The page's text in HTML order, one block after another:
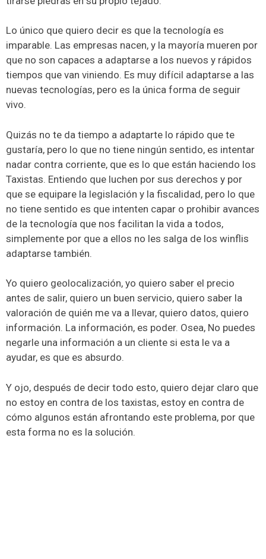
Lo único que quiero decir es que la tecnología es
imparable. Las empresas nacen, y la mayoría mueren por
que no son capaces a adaptarse a los nuevos y rápidos
tiempos que van viniendo. Es muy difícil adaptarse a las
nuevas tecnologías, pero es la única forma de seguir
vivo.
Quizás no te da tiempo a adaptarte lo rápido que te
gustaría, pero lo que no tiene ningún sentido, es intentar
nadar contra corriente, que es lo que están haciendo los
Taxistas. Entiendo que luchen por sus derechos y por
que se equipare la legislación y la fiscalidad, pero lo que
no tiene sentido es que intenten capar o prohibir avances
de la tecnología que nos facilitan la vida a todos,
simplemente por que a ellos no les salga de los winflis
adaptarse también.
Yo quiero geolocalización, yo quiero saber el precio
antes de salir, quiero un buen servicio, quiero saber la
valoración de quién me va a llevar, quiero datos, quiero
información. La información, es poder. Osea, No puedes
negarle una información a un cliente si esta le va a
ayudar, es que es absurdo.
Y ojo, después de decir todo esto, quiero dejar claro que
no estoy en contra de los taxistas, estoy en contra de
cómo algunos están afrontando este problema, por que
esta forma no es la solución.